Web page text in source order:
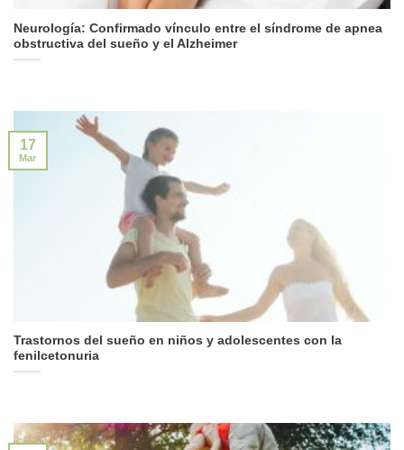
Neurología: Confirmado vínculo entre el síndrome de apnea
obstructiva del sueño y el Alzheimer
Trastornos del sueño en niños y adolescentes con la
fenilcetonuria
17
Mar